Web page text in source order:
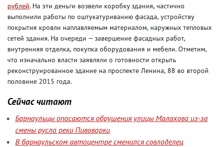
рублей. На эти деньги возвели коробку здания, частично
выполнили работы по оштукатуриванию фасада, устройству
покрытия кровли наплавляемым материалом, наружных тепловых
сетей здания. На очереди — завершение фасадных работ,
внутренняя отделка, покупка оборудования и мебели. Отметим,
что изначально власти заявляли о готовности открыть
реконструированное здание на проспекте Ленина, 88 во второй
половине 2015 года.
Сейчас читают
Барнаульцы опасаются обрушения улицы Малахова из-за
смены русла реки Пивоварки
В барнаульском автоцентре сменился совладелец